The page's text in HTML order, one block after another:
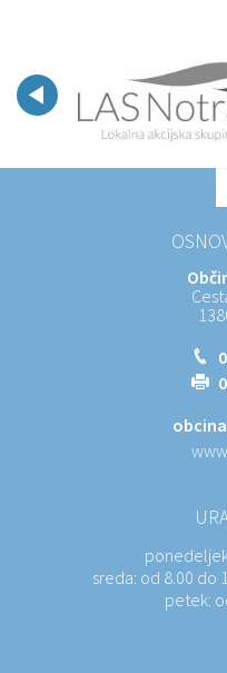
sreda: od 8.00 do
petek: